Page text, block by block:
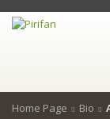
Home Page Bio